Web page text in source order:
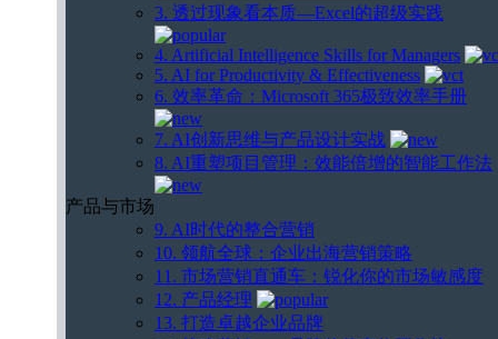
3. 透过现象看本质—Excel的超级实践
4. Artificial Intelligence Skills for Managers
5. AI for Productivity & Effectiveness
6. 效率革命：Microsoft 365极致效率手册
7. AI创新思维与产品设计实战
8. AI重塑项目管理：效能倍增的智能工作法
产品与市场
9. AI时代的整合营销
10. 领航全球：企业出海营销策略
11. 市场营销直通车：锐化你的市场敏感度
12. 产品经理
13. 打造卓越企业品牌